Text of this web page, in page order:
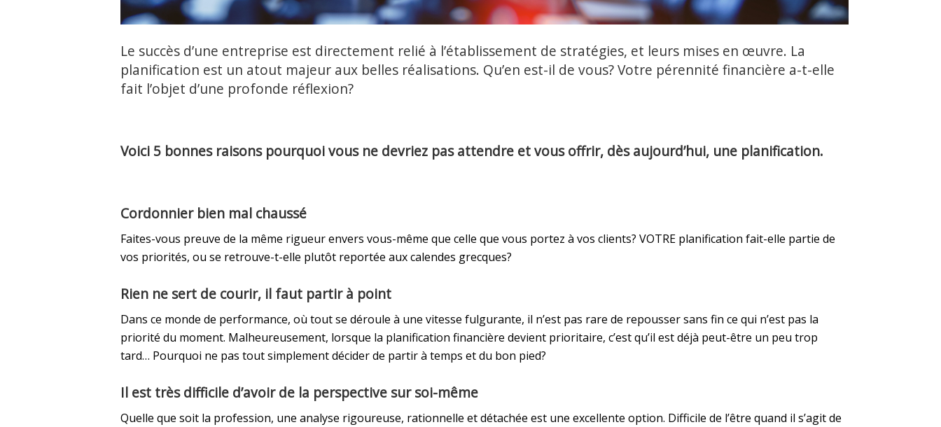
Le succès d’une entreprise est directement relié à l’établissement de stratégies, et leurs mises en œuvre. La
planification est un atout majeur aux belles réalisations. Qu’en est-il de vous? Votre pérennité financière a-t-elle
fait l’objet d’une profonde réflexion?
Voici 5 bonnes raisons pourquoi vous ne devriez pas attendre et vous offrir, dès aujourd’hui, une planification.
Cordonnier bien mal chaussé
Faites-vous preuve de la même rigueur envers vous-même que celle que vous portez à vos clients? VOTRE planification fait-elle partie de
vos priorités, ou se retrouve-t-elle plutôt reportée aux calendes grecques?
Rien ne sert de courir, il faut partir à point
Dans ce monde de performance, où tout se déroule à une vitesse fulgurante, il n’est pas rare de repousser sans fin ce qui n’est pas la
priorité du moment. Malheureusement, lorsque la planification financière devient prioritaire, c’est qu’il est déjà peut-être un peu trop
tard… Pourquoi ne pas tout simplement décider de partir à temps et du bon pied?
Il est très difficile d’avoir de la perspective sur soi-même
Quelle que soit la profession, une analyse rigoureuse, rationnelle et détachée est une excellente option. Difficile de l’être quand il s’agit de